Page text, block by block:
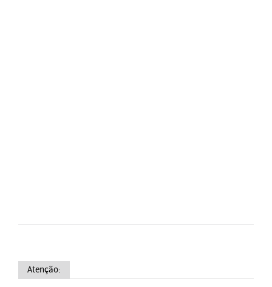
Atenção: